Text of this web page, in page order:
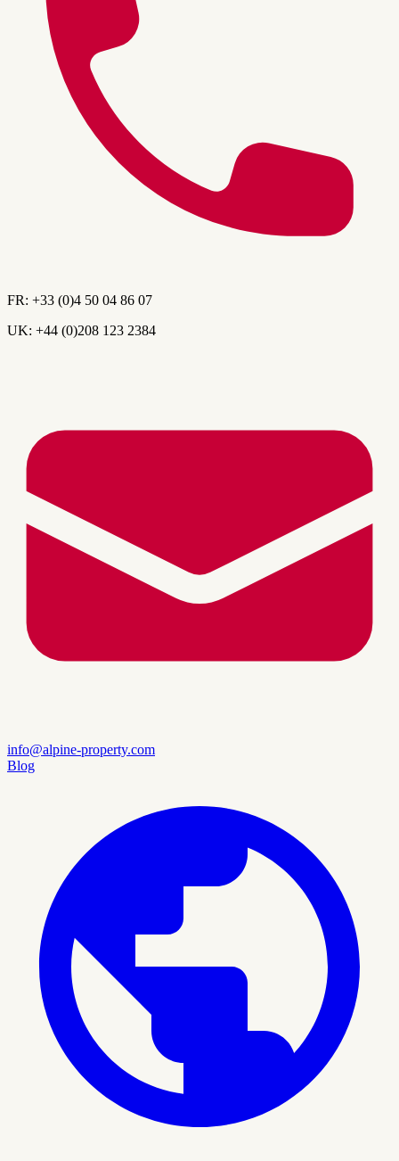
FR: +33 (0)4 50 04 86 07
UK: +44 (0)208 123 2384
info@alpine-property.com
Blog